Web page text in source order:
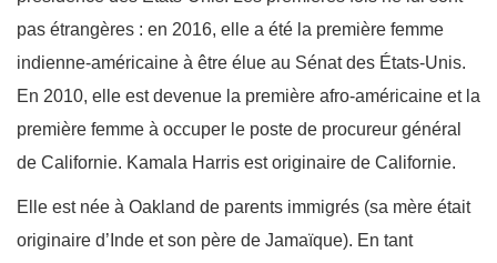
pas étrangères : en 2016, elle a été la première femme
indienne-américaine à être élue au Sénat des États-Unis.
En 2010, elle est devenue la première afro-américaine et la
première femme à occuper le poste de procureur général
de Californie. Kamala Harris est originaire de Californie.
Elle est née à Oakland de parents immigrés (sa mère était
originaire d’Inde et son père de Jamaïque). En tant